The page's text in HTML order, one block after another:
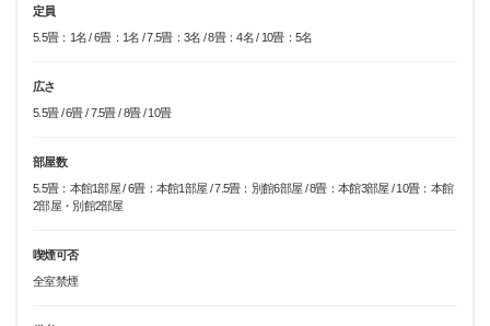
定員
5.5畳：1名 / 6畳：1名 / 7.5畳：3名 / 8畳：4名 / 10畳：5名
広さ
5.5畳 / 6畳 / 7.5畳 / 8畳 / 10畳
部屋数
5.5畳：本館1部屋 / 6畳：本館1部屋 / 7.5畳：別館6部屋 / 8畳：本館3部屋 / 10畳：本館
2部屋・別館2部屋
喫煙可否
全室禁煙